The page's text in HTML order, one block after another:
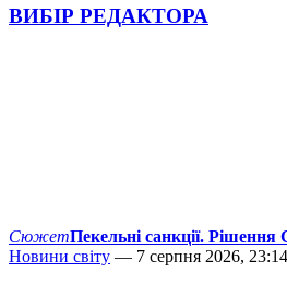
ВИБІР РЕДАКТОРА
СюжетПекельні санкції.
Новини світу — 7 серпня 2026, 23:14